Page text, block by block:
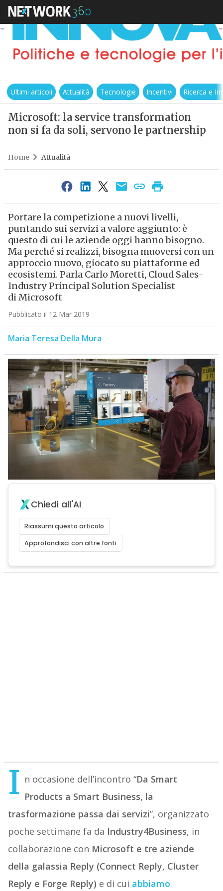
Ultimi articoli Attualità Tecnologie Incentivi Ricerca e
Microsoft: la service transformation
non si fa da soli, servono le partnership
Home Attualità
Portare la competizione a nuovi livelli,
puntando sui servizi a valore aggiunto: è
questo di cui le aziende oggi hanno bisogno.
Ma perché si realizzi, bisogna muoversi con un
approccio nuovo, giocato su piattaforme ed
ecosistemi. Parla Carlo Moretti, Cloud Sales-
Industry Principal Solution Specialist
di Microsoft
Pubblicato il 12 Mar 2019
Maria Teresa Della Mura
Chiedi all'AI
Riassumi questo articolo
Approfondisci con altre fonti
I n occasione dell’incontro “Da Smart
Products a Smart Business, la
trasformazione passa dai servizi”, organizzato
poche settimane fa da Industry4Business, in
collaborazione con Microsoft e tre aziende
della galassia Reply (Connect Reply, Cluster
Reply e Forge Reply) e di cui abbiamo